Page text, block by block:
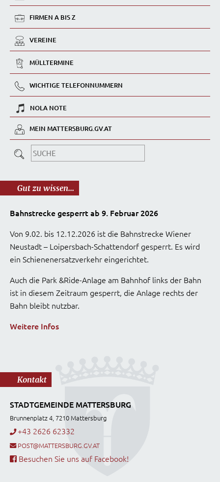
FIRMEN A BIS Z
VEREINE
MÜLLTERMINE
WICHTIGE TELEFONNUMMERN
NOLA NOTE
MEIN MATTERSBURG.GV.AT
Gut zu wissen...
Bahnstrecke gesperrt ab 9. Februar 2026
Von 9.02. bis 12.12.2026 ist die Bahnstrecke Wiener
Neustadt – Loipersbach-Schattendorf gesperrt. Es wird
ein Schienenersatzverkehr eingerichtet.
Auch die Park &Ride-Anlage am Bahnhof links der Bahn
ist in diesem Zeitraum gesperrt, die Anlage rechts der
Bahn bleibt nutzbar.
Weitere Infos
Kontakt
STADTGEMEINDE MATTERSBURG
Brunnenplatz 4, 7210 Mattersburg
+43 2626 62332
POST@MATTERSBURG.GV.AT
Besuchen Sie uns auf Facebook!